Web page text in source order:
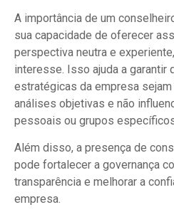
A importância de um
sua capacidade de oferecer
perspectiva neutra e
interesse. Isso ajuda a garantir
estratégicas da empresa
análises objetivas e não
pessoais ou grupos
Além disso, a presença de
pode fortalecer a governança
transparência e melhorar a
empresa.